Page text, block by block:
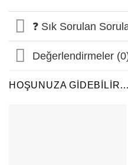
❓ Sık Sorulan
Değerlendirmeler
HOŞUNUZA GIDEBILIR…